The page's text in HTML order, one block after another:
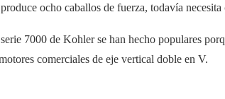
ocho caballos de fuerza, todavía necesita
7000 de Kohler se han hecho populares
comerciales de eje vertical doble en V.